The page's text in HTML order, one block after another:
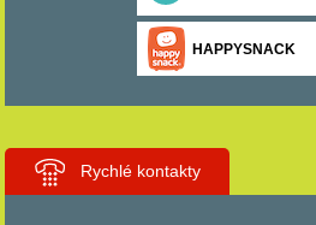
HAPPYSNACK
Rychlé kontakty